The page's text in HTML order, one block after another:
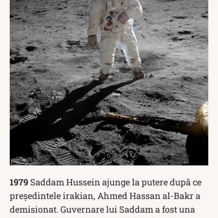
1979 Saddam Hussein ajunge la putere după ce
președintele irakian, Ahmed Hassan al-Bakr a
demisionat. Guvernare lui Saddam a fost una